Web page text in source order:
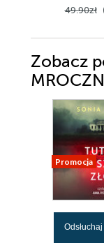
49.90zł
Zobacz
Promocja
Odsłuchaj